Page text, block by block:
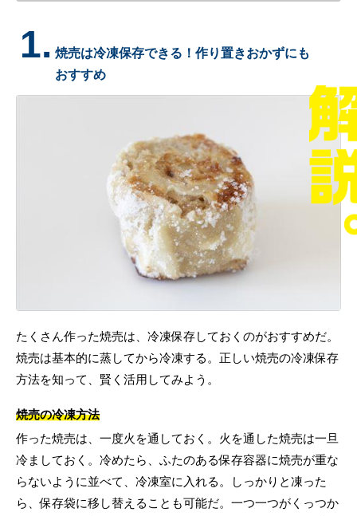
1. 焼売は冷凍保存できる！作り置きおかずにも
おすすめ
たくさん作った焼売は、冷凍保存しておくのがおすすめだ。
焼売は基本的に蒸してから冷凍する。正しい焼売の冷凍保存
方法を知って、賢く活用してみよう。
焼売の冷凍方法
作った焼売は、一度火を通しておく。火を通した焼売は一旦
冷ましておく。冷めたら、ふたのある保存容器に焼売が重な
らないように並べて、冷凍室に入れる。しっかりと凍った
ら、保存袋に移し替えることも可能だ。一つ一つがくっつか